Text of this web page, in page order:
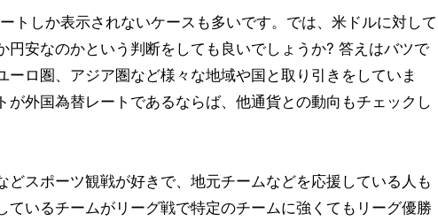
トしか表示されないケースも多いです。では、米ドルに対して
円安なのかという判断をしても良いでしょうか? 答えはバツで
ーロ圏、アジア圏など様々な地域や国と取り引きをしていま
が外国為替レートであるならば、他通貨との動向もチェックし
どスポーツ観戦が好きで、地元チームなどを応援している人も
ているチームがリーグ戦で特定のチームに強くてもリーグ優勝